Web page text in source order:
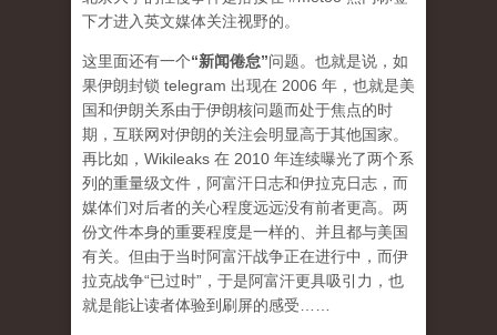
下才进入英文媒体关注视野的。
这里面还有一个“新闻倦怠”问题。也就是说，如
果伊朗封锁 telegram 出现在 2006 年，也就是美
国和伊朗关系由于伊朗核问题而处于焦点的时
期，互联网对伊朗的关注会明显高于其他国家。
再比如，Wikileaks 在 2010 年连续曝光了两个系
列的重量级文件，阿富汗日志和伊拉克日志，而
媒体们对后者的关心程度远远没有前者更高。两
份文件本身的重要程度是一样的、并且都与美国
有关。但由于当时阿富汗战争正在进行中，而伊
拉克战争“已过时”，于是阿富汗更具吸引力，也
就是能让读者体验到刷屏的感受……